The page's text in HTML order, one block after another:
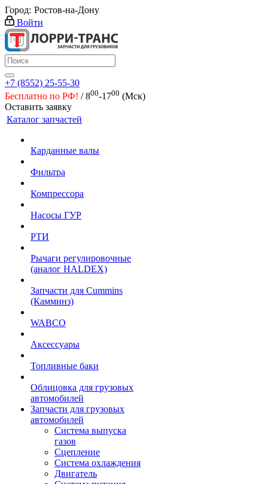
Город: Ростов-на-Дону
Войти
+7 (8552) 25-55-30
Бесплатно по РФ! / 800-1700 (Мск)
Оставить заявку
Каталог запчастей
Карданные валы
Фильтра
Компрессора
Насосы ГУР
РТИ
Рычаги регулировочные
(аналог HALDEX)
Запчасти для Cummins
(Камминз)
WABCO
Аксессуары
Топливные баки
Облицовка для грузовых
автомобилей
Запчасти для грузовых
автомобилей
Система выпуска
газов
Сцепление
Система охлаждения
Двигатель